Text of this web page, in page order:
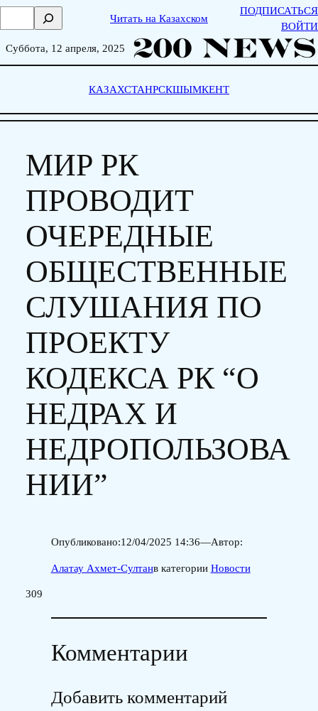
Skip
о
Читать на Казахском
ПОДПИСАТЬСЯ
ВОЙТИ
Суббота, 12 апреля, 2025
КАЗАХСТАНРСКШЫМКЕНТ
МИР РК
ПРОВОДИТ
ОЧЕРЕДНЫЕ
ОБЩЕСТВЕННЫЕ
СЛУШАНИЯ ПО
ПРОЕКТУ
КОДЕКСА РК “О
НЕДРАХ И
НЕДРОПОЛЬЗОВА
НИИ”
Опубликовано:12/04/2025 14:36—Автор:
Алатау Ахмет-Султанв категории Новости
309
Комментарии
Добавить комментарий